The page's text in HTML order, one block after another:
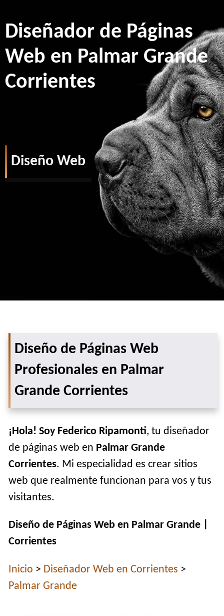
Diseñador de Páginas
Web en Palmar Grande
Corrientes
Diseño Web
Diseño de Páginas Web
Profesionales en Palmar
Grande Corrientes
¡Hola! Soy Federico Ripamonti, tu diseñador
de páginas web en Palmar Grande
Corrientes. Mi especialidad es crear sitios
web que realmente funcionan para vos y tus
visitantes.
Diseño de Páginas Web en Palmar Grande |
Corrientes
Inicio > Diseñador Web en Corrientes >
Palmar Grande